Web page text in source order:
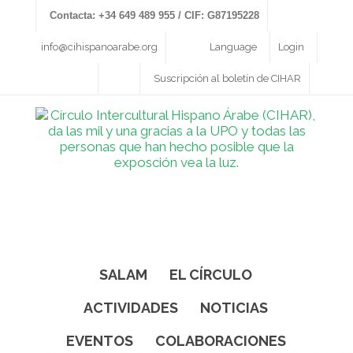
Contacta: +34 649 489 955 / CIF: G87195228
info@cihispanoarabe.org Login
Language
Suscripción al boletín de CIHAR
SALAM
EL CÍRCULO
ACTIVIDADES
NOTICIAS
EVENTOS
COLABORACIONES